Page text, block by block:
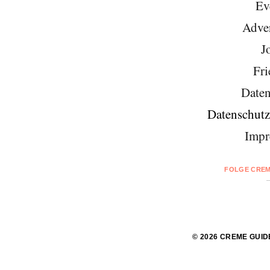
FOLGE
© 2026 CREME